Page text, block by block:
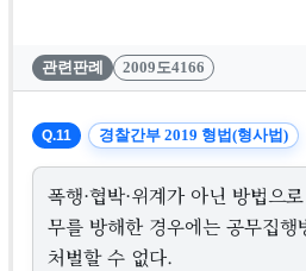
관련판례 2009도4166
Q.11 경찰간부 2019 형법(형사법)
폭행·협박·위계가 아닌 방법으
무를 방해한 경우에는 공무집
처벌할 수 없다.